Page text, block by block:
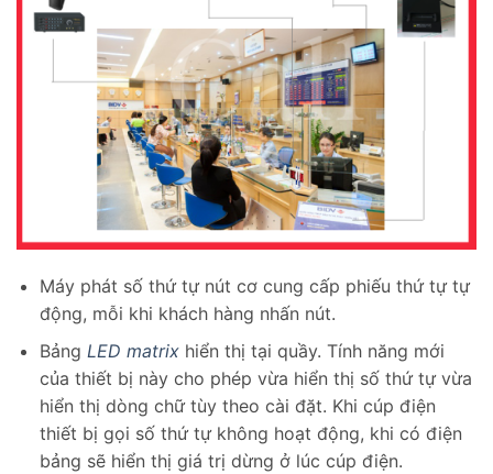
Máy phát số thứ tự nút cơ cung cấp phiếu thứ tự tự
động, mỗi khi khách hàng nhấn nút.
Bảng LED matrixhiển thị tại quầy. Tính năng mới
của thiết bị này cho phép vừa hiển thị số thứ tự vừa
hiển thị dòng chữ tùy theo cài đặt. Khi cúp điện
thiết bị gọi số thứ tự không hoạt động, khi có điện
bảng sẽ hiển thị giá trị dừng ở lúc cúp điện.